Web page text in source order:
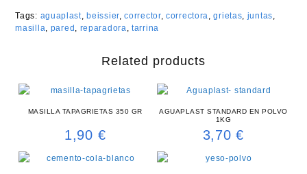
Tags: aguaplast, beissier,corrector,correctora,grietas, juntas,
masilla, pared , reparadora,tarrina
Related products
MASILLA TAPAGRIETAS 350 GR
1,90 €
AGUAPLAST STANDARD EN POLVO
1KG
3,70€